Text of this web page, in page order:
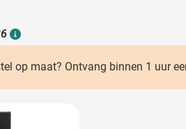
& Weggevers categorie
categorie
categorie
categorie
Details
op maat? Ontvang binnen 1 uur